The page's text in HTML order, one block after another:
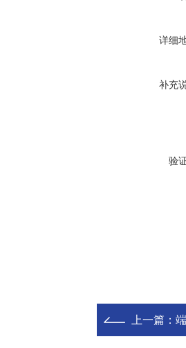
详细
补充
验
上一篇：